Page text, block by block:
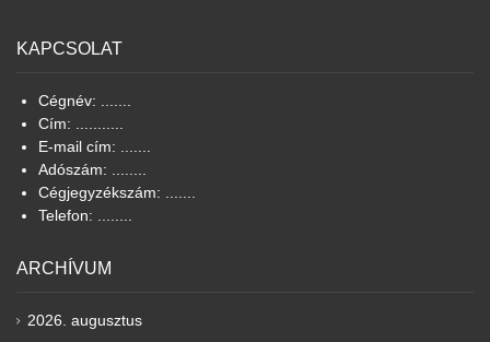
KAPCSOLAT
Cégnév: .......
Cím: ...........
E-mail cím: .......
Adószám: ........
Cégjegyzékszám: .......
Telefon: ........
ARCHÍVUM
2026. augusztus